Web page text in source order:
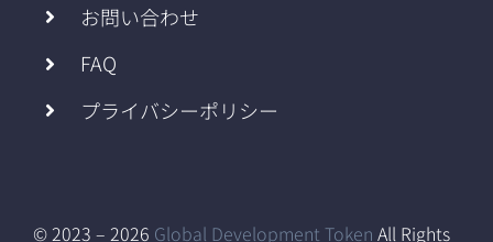
お問い合わせ
FAQ
プライバシーポリシー
© 2023 – 2026 Global Development Token All Rights